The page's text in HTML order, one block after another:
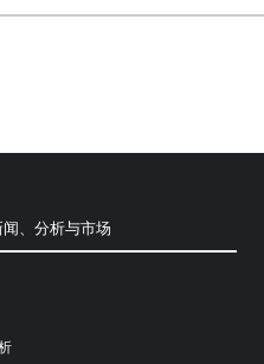
、分析与市场